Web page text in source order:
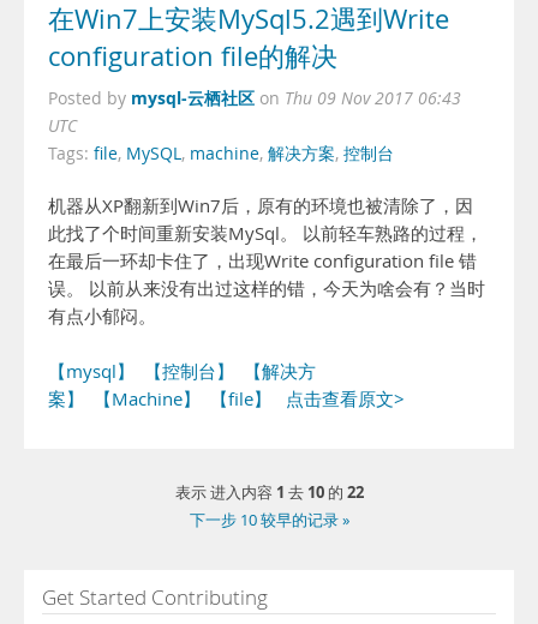
在Win7上安装MySql5.2遇到Write
configuration file的解决
Posted by mysql-云栖社区 on Thu 09 Nov 2017 06:43
UTC
Tags: file, MySQL, machine, 解决方案, 控制台
机器从XP翻新到Win7后，原有的环境也被清除了，因
此找了个时间重新安装MySql。 以前轻车熟路的过程，
在最后一环却卡住了，出现Write configuration file 错
误。 以前从来没有出过这样的错，今天为啥会有？当时
有点小郁闷。
【mysql】 【控制台】
【解决方
案】
【Machine】 【file】 点击查看原文>
表示 进入内容 1 去 10的 22
下一步 10 较早的记录 »
Get Started Contributing